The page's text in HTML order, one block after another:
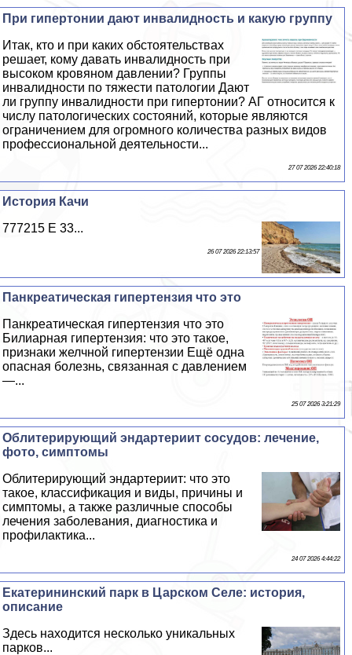
При гипертонии дают инвалидность и какую группу
Итак, кто и при каких обстоятельствах
решает, кому давать инвалидность при
высоком кровяном давлении? Группы
инвалидности по тяжести патологии Дают
ли группу инвалидности при гипертонии? АГ относится к
числу патологических состояний, которые являются
ограничением для огромного количества разных видов
профессиональной деятельности...
27 07 2026 22:40:18
История Качи
777215 E 33...
26 07 2026 22:13:57
Панкреатическая гипертензия что это
Панкреатическая гипертензия что это
Билиарная гипертензия: что это такое,
признаки желчной гипертензии Ещё одна
опасная болезнь, связанная с давлением
—...
25 07 2026 3:21:29
Облитерирующий эндартериит сосудов: лечение,
фото, симптомы
Облитерирующий эндартериит: что это
такое, классификация и виды, причины и
симптомы, а также различные способы
лечения заболевания, диагностика и
профилактика...
24 07 2026 4:44:22
Екатерининский парк в Царском Селе: история,
описание
Здесь находится несколько уникальных
парков...